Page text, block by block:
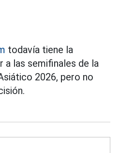
todavía tiene la
a las semifinales de la
2026, pero no